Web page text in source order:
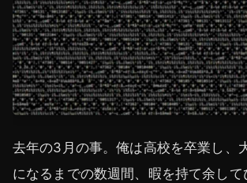
去年の3月の事。俺は高校を卒業し、
になるまでの数週間、暇を持て余し